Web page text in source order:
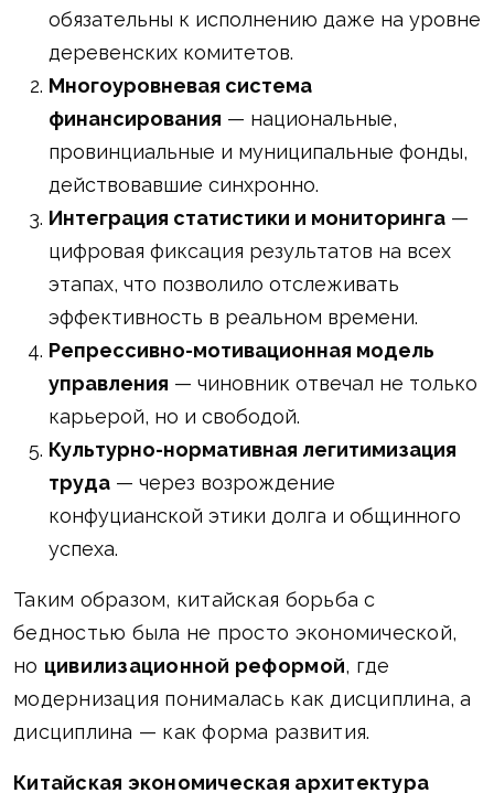
обязательны к исполнению даже на уровне
деревенских комитетов.
Многоуровневая система
финансирования — национальные,
провинциальные и муниципальные фонды,
действовавшие синхронно.
Интеграция статистики и мониторинга —
цифровая фиксация результатов на всех
этапах, что позволило отслеживать
эффективность в реальном времени.
Репрессивно-мотивационная модель
управления — чиновник отвечал не только
карьерой, но и свободой.
Культурно-нормативная легитимизация
труда — через возрождение
конфуцианской этики долга и общинного
успеха.
Таким образом, китайская борьба с
бедностью была не просто экономической,
но цивилизационной реформой, где
модернизация понималась как дисциплина, а
дисциплина — как форма развития.
Китайская экономическая архитектура